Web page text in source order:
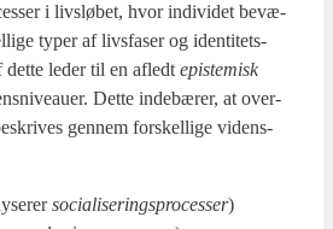
i livslø­bet, hvor indi­vi­det bevæ­
typer af livs­fa­ser og iden­ti­tets­
det­te leder til en afledt epi­ste­misk
Det­te inde­bæ­rer, at over­
gen­nem for­skel­li­ge videns­
soci­a­li­se­rings­pro­ces­ser)